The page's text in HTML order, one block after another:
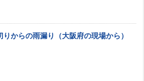
りからの雨漏り（大阪府の現場から）